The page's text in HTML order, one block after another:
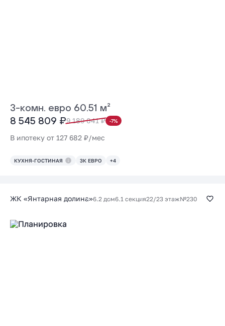
3-комн. евро 60.51 м²
8 545 809 ₽9 189 041 ₽ -7%
В ипотеку от 127 682 ₽/мес
КУХНЯ-ГОСТИНАЯ 3К ЕВРО +4
ЖК «Янтарная долина»6.2 дом6.1 секция22/23 этаж№230